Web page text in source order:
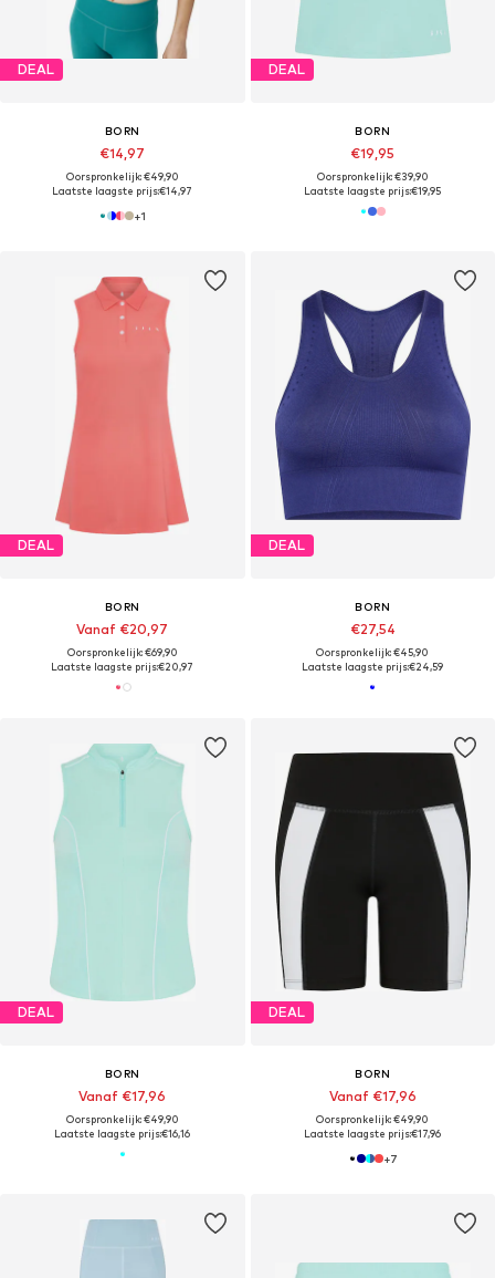
DEAL
BORN
€14,97
Oorspronkelijk: €49,90
Laatste laagste prijs:€14,97
+1
DEAL
BORN
€19,95
Oorspronkelijk: €39,90
Laatste laagste prijs:€19,95
DEAL
BORN
Vanaf €20,97
Oorspronkelijk: €69,90
Laatste laagste prijs:€20,97
DEAL
BORN
€27,54
Oorspronkelijk: €45,90
Laatste laagste prijs:€24,59
DEAL
BORN
Vanaf €17,96
Oorspronkelijk: €49,90
Laatste laagste prijs:€16,16
DEAL
BORN
Vanaf €17,96
Oorspronkelijk: €49,90
Laatste laagste prijs:€17,96
+7